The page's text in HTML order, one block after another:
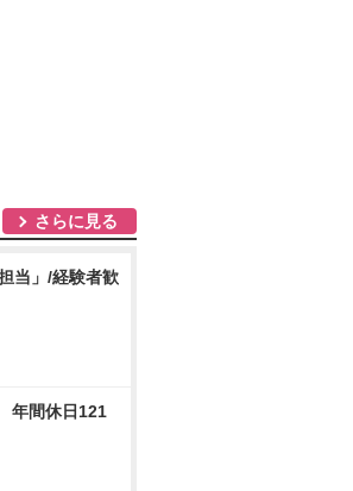
さらに見る
当」/経験者歓
年間休日121